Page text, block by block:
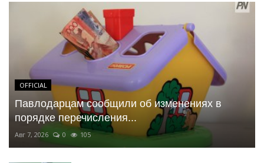
OFFICIAL
Павлодарцам сообщили об изменениях в
порядке перечисления...
Авг 7, 2026 0 105